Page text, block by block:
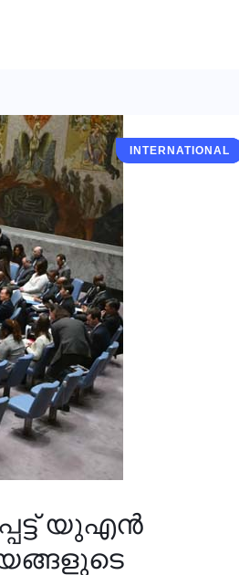
GLOBAL
GLOBAL
INTERNATIONAL
യുഎന്‍